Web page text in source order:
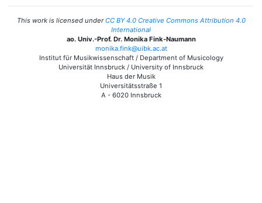
This work is licensed underCC BY 4.0 Creative Commons Attribution 4.0
International
ao. Univ.-Prof. Dr. Monika Fink-Naumann
monika.fink@uibk.ac.at
Institut für Musikwissenschaft / Department of Musicology
Universität Innsbruck / University of Innsbruck
Haus der Musik
Universitätsstraße 1
A - 6020 Innsbruck